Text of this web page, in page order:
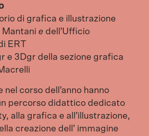
di grafica e illustrazione
Mantanie dell’Ufficio
ERT
e 3Dgr della sezione grafica
nel corso dell’anno hanno
percorso didattico dedicato
alla grafica e all’illustrazione,
creazione dell’ immagine